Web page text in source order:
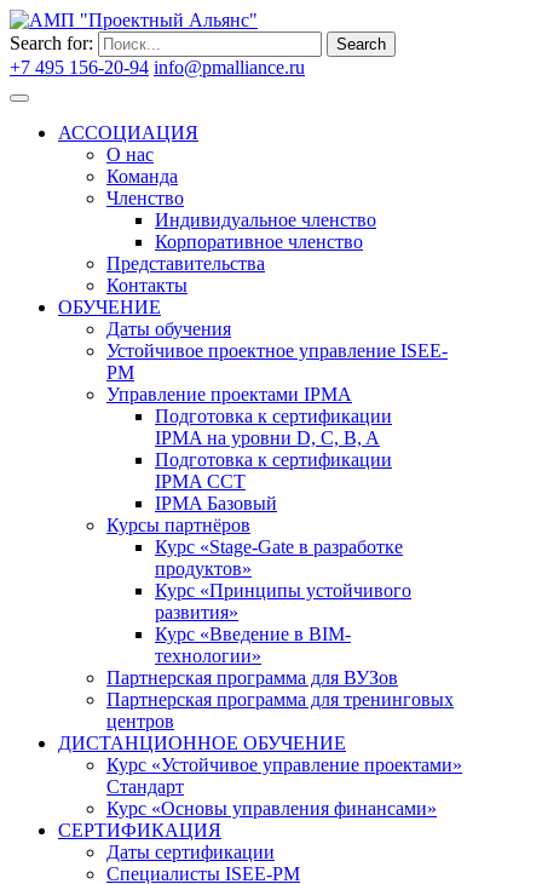
Search for: Search
+7 495 156-20-94 info@pmalliance.ru
АССОЦИАЦИЯ
О нас
Команда
Членство
Индивидуальное членство
Корпоративное членство
Представительства
Контакты
ОБУЧЕНИЕ
Даты обучения
Устойчивое проектное управление ISEE-
PM
Управление проектами IPMA
Подготовка к сертификации
IPMA на уровни D, C, B, A
Подготовка к сертификации
IPMA CCT
IPMA Базовый
Курсы партнёров
Курс «Stage-Gate в разработке
продуктов»
Курс «Принципы устойчивого
развития»
Курс «Введение в BIM-
технологии»
Партнерская программа для ВУЗов
Партнерская программа для тренинговых
центров
ДИСТАНЦИОННОЕ ОБУЧЕНИЕ
Курс «Устойчивое управление проектами»
Стандарт
Курс «Основы управления финансами»
СЕРТИФИКАЦИЯ
Даты сертификации
Специалисты ISEE-PM